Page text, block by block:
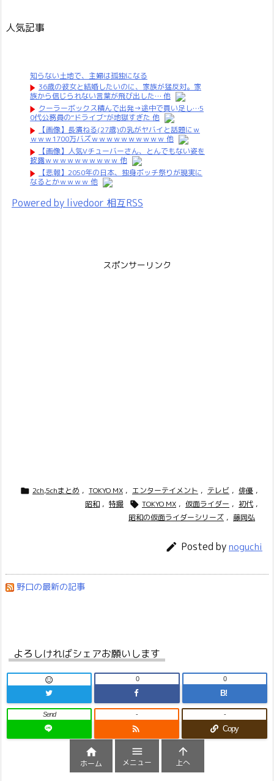
人気記事
知らない土地で、主婦は孤独になる
36歳の彼女と結婚したいのに、家族が猛反対。家
族から信じられない言葉が飛び出した… 他
クーラーボックス積んで出発→途中で買い足し…5
0代公務員の“ドライブ”が地獄すぎた 他
【画像】長濱ねる(27歳)の乳がヤバイと話題にｗ
ｗｗｗ1700万バズｗｗｗｗｗｗｗｗｗｗ 他
【画像】人気Vチューバーさん、とんでもない姿を
披露ｗｗｗｗｗｗｗｗｗｗ 他
【悲報】2050年の日本、独身ボッチ祭りが現実に
なるとかｗｗｗｗ 他
Powered by livedoor 相互RSS
スポンサーリンク
 2ch,5chまとめ , TOKYO MX , エンターテイメント , テレビ , 俳優 ,
昭和 , 特撮  TOKYO MX , 仮面ライダー , 初代 ,
昭和の仮面ライダーシリーズ , 藤岡弘
 Posted bynoguchi
野口の最新の記事
よろしければシェアお願いします
 0
B!
0
Send

-
Copy
-

ホーム

メニュー

上へ